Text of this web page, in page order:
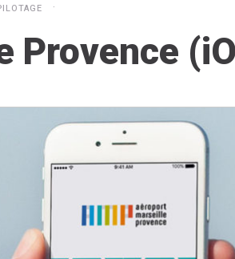
Provence